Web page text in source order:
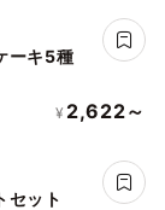
ーキ5種
¥ 2,622～
ーキ ギフトセット